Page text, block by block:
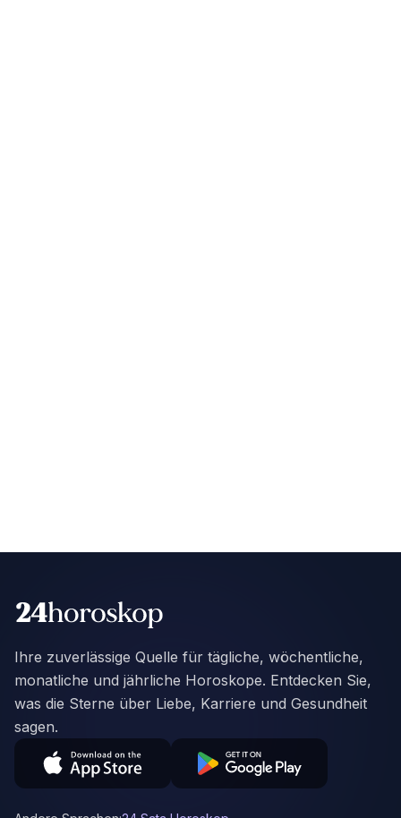
Ihre zuverlässige Quelle für tägliche, wöchentliche,
monatliche und jährliche Horoskope. Entdecken Sie,
was die Sterne über Liebe, Karriere und Gesundheit
sagen.